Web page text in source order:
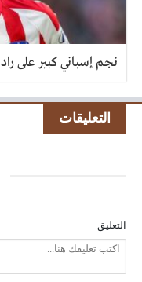
نجم إسباني كبير على
التعليقات
التعليق